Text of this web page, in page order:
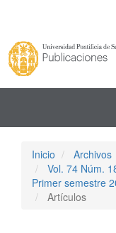
principal
Barra
lateral
Inicio
Archivos
Vol. 74 Núm.
Primer semestre
Artículos